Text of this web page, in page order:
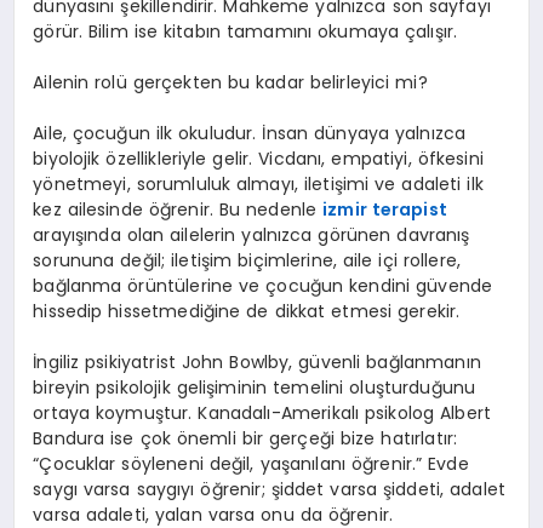
dünyasını şekillendirir. Mahkeme yalnızca son sayfayı
görür. Bilim ise kitabın tamamını okumaya çalışır.
Ailenin rolü gerçekten bu kadar belirleyici mi?
Aile, çocuğun ilk okuludur. İnsan dünyaya yalnızca
biyolojik özellikleriyle gelir. Vicdanı, empatiyi, öfkesini
yönetmeyi, sorumluluk almayı, iletişimi ve adaleti ilk
kez ailesinde öğrenir. Bu nedenle izmir terapist
arayışında olan ailelerin yalnızca görünen davranış
sorununa değil; iletişim biçimlerine, aile içi rollere,
bağlanma örüntülerine ve çocuğun kendini güvende
hissedip hissetmediğine de dikkat etmesi gerekir.
İngiliz psikiyatrist John Bowlby, güvenli bağlanmanın
bireyin psikolojik gelişiminin temelini oluşturduğunu
ortaya koymuştur. Kanadalı-Amerikalı psikolog Albert
Bandura ise çok önemli bir gerçeği bize hatırlatır:
“Çocuklar söyleneni değil, yaşanılanı öğrenir.” Evde
saygı varsa saygıyı öğrenir; şiddet varsa şiddeti, adalet
varsa adaleti, yalan varsa onu da öğrenir.